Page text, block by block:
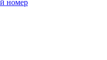
номер